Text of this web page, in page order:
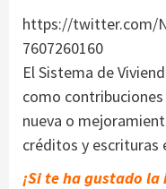
https://twitter.com/
7607260160
El Sistema de
como
nueva o
créditos y escrituras
¡Si te ha gustado